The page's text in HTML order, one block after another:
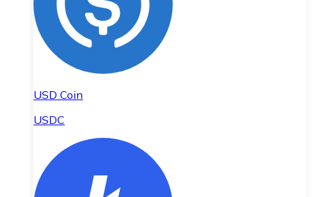
USD Coin
USDC